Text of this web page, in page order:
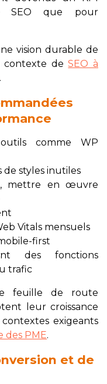
SEO que pour
vision durable de
contexte deSEO à
.
comme WP
de styles inutiles
mettre en œuvre
Vitals mensuels
first
des fonctions
trafic
feuille de route
leur croissance
exigeants
des PME.
et de